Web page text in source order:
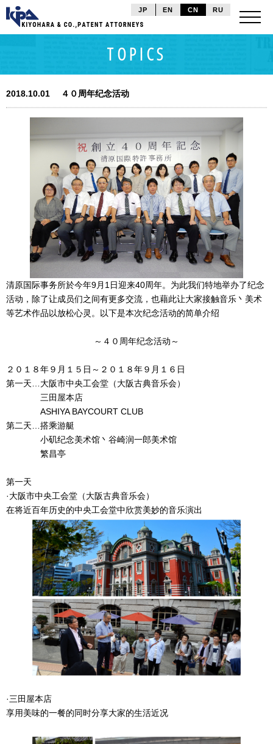
JP EN CN RU
TOPICS
2018.10.01 ４０周年纪念活动
清原国际事务所於今年9月1日迎来40周年。为此我们特地举办了纪念
活动，除了让成员们之间有更多交流，也藉此让大家接触音乐丶美术
等艺术作品以放松心灵。以下是本次纪念活动的简单介绍
～４０周年纪念活动～
２０１８年９月１５日～２０１８年９月１６日
第一天…大阪市中央工会堂（大阪古典音乐会）
三田屋本店
ASHIYA BAYCOURT CLUB
第二天…搭乘游艇
小矶纪念美术馆丶谷崎润一郎美术馆
繁昌亭
第一天
·大阪市中央工会堂（大阪古典音乐会）
在将近百年历史的中央工会堂中欣赏美妙的音乐演出
·三田屋本店
享用美味的一餐的同时分享大家的生活近况